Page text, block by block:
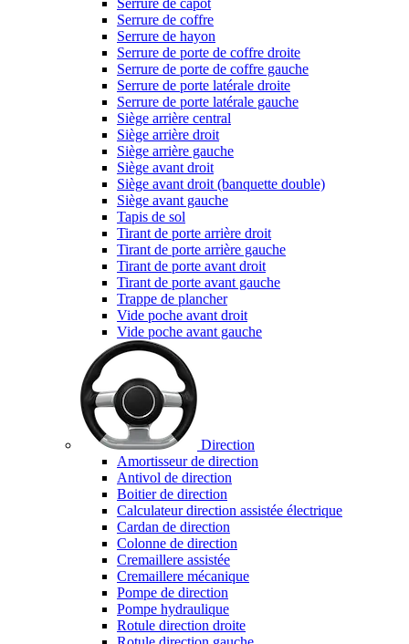
Serrure de capot
Serrure de coffre
Serrure de hayon
Serrure de porte de coffre droite
Serrure de porte de coffre gauche
Serrure de porte latérale droite
Serrure de porte latérale gauche
Siège arrière central
Siège arrière droit
Siège arrière gauche
Siège avant droit
Siège avant droit (banquette double)
Siège avant gauche
Tapis de sol
Tirant de porte arrière droit
Tirant de porte arrière gauche
Tirant de porte avant droit
Tirant de porte avant gauche
Trappe de plancher
Vide poche avant droit
Vide poche avant gauche
Direction
Amortisseur de direction
Antivol de direction
Boitier de direction
Calculateur direction assistée électrique
Cardan de direction
Colonne de direction
Cremaillere assistée
Cremaillere mécanique
Pompe de direction
Pompe hydraulique
Rotule direction droite